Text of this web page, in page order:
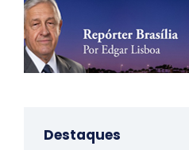
Destaques